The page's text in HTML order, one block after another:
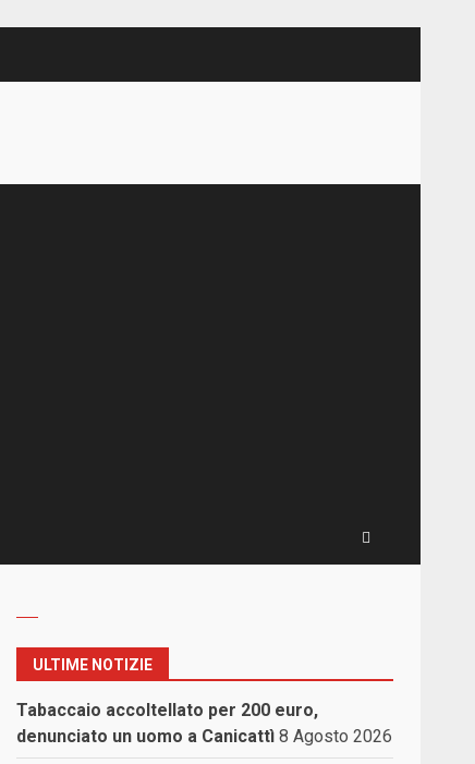
ULTIME NOTIZIE
Tabaccaio accoltellato per 200 euro,
denunciato un uomo a Canicattì 8 Agosto 2026